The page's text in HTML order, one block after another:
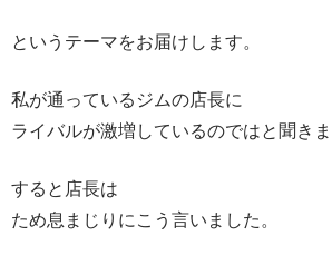
というテーマをお届けします。
私が通っているジムの店長に
ライバルが激増しているのではと聞きま
すると店長は
ため息まじりにこう言いました。